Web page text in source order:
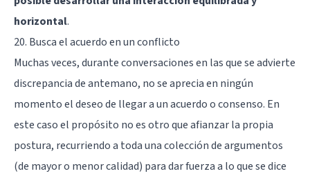
horizontal.
20. Busca el acuerdo en un conflicto
Muchas veces, durante conversaciones en las que se advierte
discrepancia de antemano, no se aprecia en ningún
momento el deseo de llegar a un acuerdo o consenso. En
este caso el propósito no es otro que afianzar la propia
postura, recurriendo a toda una colección de argumentos
(de mayor o menor calidad) para dar fuerza a lo que se dice